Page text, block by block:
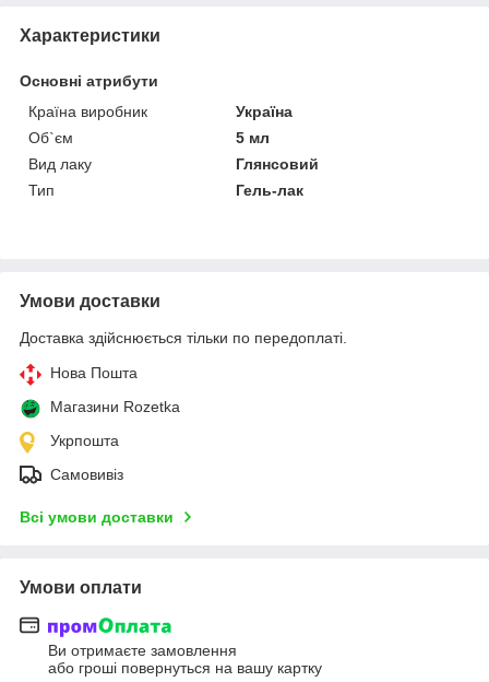
Характеристики
Основні атрибути
Країна виробник
Україна
Об`єм
5 мл
Вид лаку
Глянсовий
Тип
Гель-лак
Умови доставки
Доставка здійснюється тільки по передоплаті.
Нова Пошта
Магазини Rozetka
Укрпошта
Самовивіз
Всі умови доставки
Умови оплати
Ви отримаєте замовлення
або гроші повернуться на вашу картку